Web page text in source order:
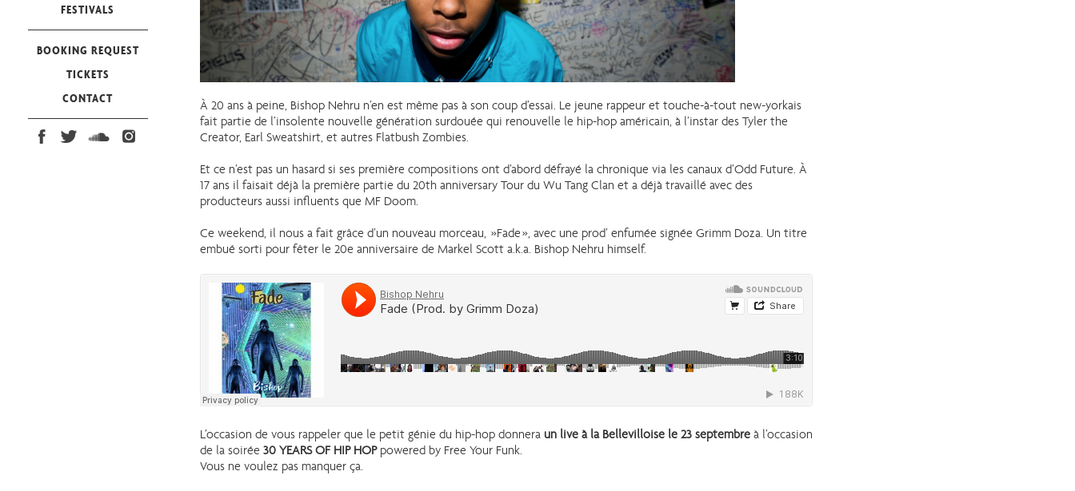
FESTIVALS
BOOKING REQUEST
TICKETS
CONTACT
À 20 ans à peine, Bishop Nehru n’en est même pas à son coup d’essai. Le jeune rappeur et touche-à-tout new-yorkais
fait partie de l’insolente nouvelle génération surdouée qui renouvelle le hip-hop américain, à l’instar des Tyler the
Creator, Earl Sweatshirt, et autres Flatbush Zombies.
Et ce n’est pas un hasard si ses première compositions ont d’abord défrayé la chronique via les canaux d’Odd Future. À
17 ans il faisait déjà la première partie du 20th anniversary Tour du Wu Tang Clan et a déjà travaillé avec des
producteurs aussi influents que MF Doom.
Ce weekend, il nous a fait grâce d’un nouveau morceau, »Fade », avec une prod’ enfumée signée Grimm Doza. Un titre
embué sorti pour fêter le 20e anniversaire de Markel Scott a.k.a. Bishop Nehru himself.
L’occasion de vous rappeler que le petit génie du hip-hop donnera un live à la Bellevilloise le 23 septembre à l’occasion
de la soirée 30 YEARS OF HIP HOPpowered by Free Your Funk.
Vous ne voulez pas manquer ça.